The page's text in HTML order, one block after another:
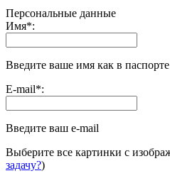
Персональные данные
Имя*:
Введите ваше имя как в паспорте
E-mail*:
Введите ваш e-mail
Выберите все картинки с
задачу?)